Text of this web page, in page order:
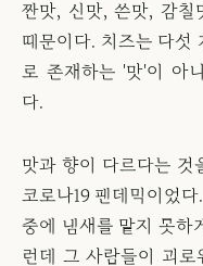
짠맛, 신맛, 쓴맛, 감칠
때문이다. 치즈는 다섯
로 존재하는 '맛'이 아
다.
맛과 향이 다르다는 것
코로나19 팬데믹이었
중에 냄새를 맡지 못하
런데 그 사람들이 괴